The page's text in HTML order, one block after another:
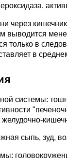
через
выводится
только в
в
системы:
сыпь, зуд,